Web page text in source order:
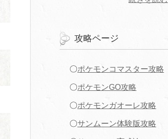
攻略ページ
〇ポケモンコマスター攻略
〇ポケモンGO攻略
〇ポケモンガオーレ攻略
〇サンムーン体験版攻略